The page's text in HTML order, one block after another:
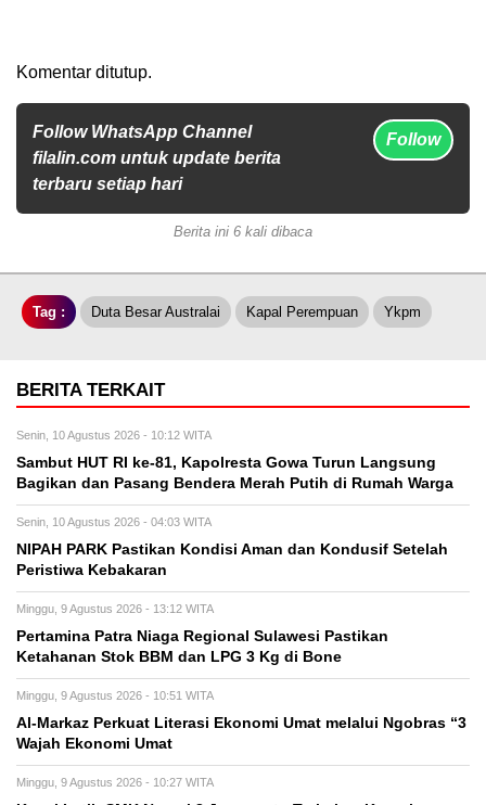
Komentar ditutup.
Follow WhatsApp Channel
filalin.com untuk update berita
terbaru setiap hari
Follow
Berita ini 6 kali dibaca
Tag : Duta Besar Australai Kapal Perempuan Ykpm
BERITA TERKAIT
Senin, 10 Agustus 2026 - 10:12 WITA
Sambut HUT RI ke-81, Kapolresta Gowa Turun Langsung
Bagikan dan Pasang Bendera Merah Putih di Rumah Warga
Senin, 10 Agustus 2026 - 04:03 WITA
NIPAH PARK Pastikan Kondisi Aman dan Kondusif Setelah
Peristiwa Kebakaran
Minggu, 9 Agustus 2026 - 13:12 WITA
Pertamina Patra Niaga Regional Sulawesi Pastikan
Ketahanan Stok BBM dan LPG 3 Kg di Bone
Minggu, 9 Agustus 2026 - 10:51 WITA
Al-Markaz Perkuat Literasi Ekonomi Umat melalui Ngobras “3
Wajah Ekonomi Umat
Minggu, 9 Agustus 2026 - 10:27 WITA